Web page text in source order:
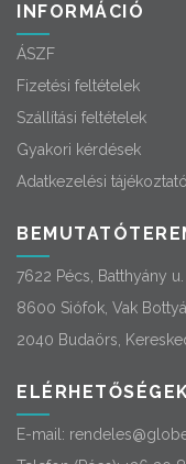
INFORMÁCIÓ
ÁSZF
Fizetési feltételek
Szállítási feltételek
Gyakori kérdések
Adatkezelési tájékoztató
7622 Pécs, Batthyány u.
8600 Siófok, Vak
2040 Budaörs,
E-mail: